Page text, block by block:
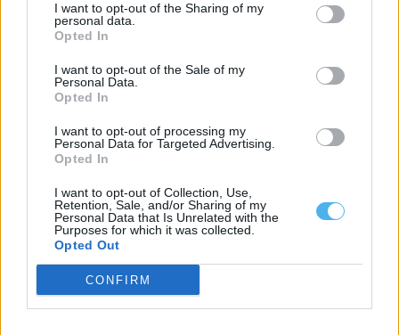
I want to opt-out of the Sharing of my
personal data.
Opted In
I want to opt-out of the Sale of my
Personal Data.
Opted In
I want to opt-out of processing my
Personal Data for Targeted Advertising.
Opted In
I want to opt-out of Collection, Use,
Retention, Sale, and/or Sharing of my
Personal Data that Is Unrelated with the
Purposes for which it was collected.
Opted Out
CONFIRM
Governo declara eixo elétrico entre Ferreira do Alentejo e
Sines como projeto de imprescindível utilidade pública
O Governo declarou de imprescindível utilidade pública a
implementação do eixo elétrico entre Ferreira...